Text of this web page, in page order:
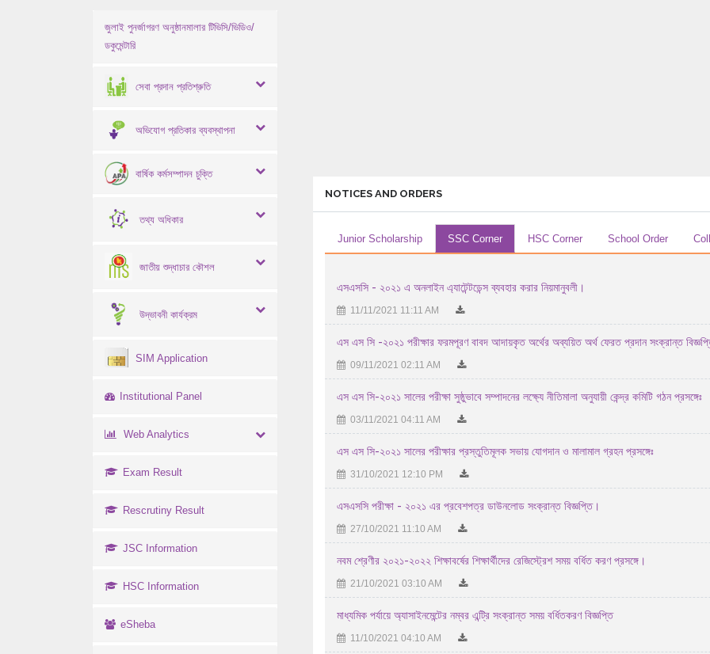
জুলাই পুনর্জাগরণ অনুষ্ঠানমালার টিভিসি/ভিডিও/
ডকুমেন্টারি
সেবা প্রদান প্রতিশ্রুতি
অভিযোগ প্রতিকার ব্যবস্থাপনা
বার্ষিক কর্মসম্পাদন চুক্তি
তথ্য অধিকার
জাতীয় শুদ্ধাচার কৌশল
উদ্ভাবনী কার্যক্রম
SIM Application
Institutional Panel
Web Analytics
Exam Result
Rescrutiny Result
JSC Information
HSC Information
eSheba
NOTICES AND ORDERS
Junior Scholarship SSC Corner HSC Corner School Order
এসএসসি - ২০২১ এ অনলাইন এ্যাটেন্টডেন্স ব্যবহার করার নিয়মানুবলী।
11/11/2021 11:11 AM
এস এস সি -২০২১ পরীক্ষার ফরমপূরণ বাবদ আদায়কৃত অর্থের অব্যয়িত অর্থ ফেরত প্রদান সংক্রান্ত
09/11/2021 02:11 AM
এস এস সি-২০২১ সালের পরীক্ষা সুষ্ঠুভাবে সম্পাদনের লক্ষ্যে নীতিমালা অনুযায়ী কেন্দ্র কমিটি গঠন প্রসঙ্গেঃ
03/11/2021 04:11 AM
এস এস সি-২০২১ সালের পরীক্ষার প্রস্তুতিমূলক সভায় যোগদান ও মালামাল গ্রহন প্রসঙ্গেঃ
31/10/2021 12:10 PM
এসএসসি পরীক্ষা - ২০২১ এর প্রবেশপত্র ডাউনলোড সংক্রান্ত বিজ্ঞপ্তি।
27/10/2021 11:10 AM
নবম শ্রেণীর ২০২১-২০২২ শিক্ষাবর্ষের শিক্ষার্থীদের রেজিস্ট্রেশ সময় বর্ধিত করণ প্রসঙ্গে।
21/10/2021 03:10 AM
মাধ্যমিক পর্যায়ে অ্যাসাইনমেন্টের নম্বর এন্ট্রি সংক্রান্ত সময় বর্ধিতকরণ বিজ্ঞপ্তি
11/10/2021 04:10 AM